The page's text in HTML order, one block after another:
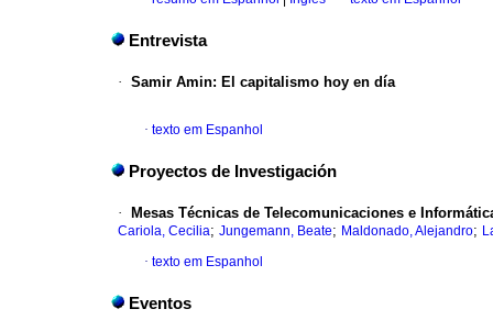
Entrevista
· Samir Amin: El capitalismo hoy en día
· texto em Espanhol
Proyectos de Investigación
· Mesas Técnicas de Telecomunicaciones e
Cariola, Cecilia; Jungemann, Beate; Maldonado, Alejandro;
· texto em Espanhol
Eventos